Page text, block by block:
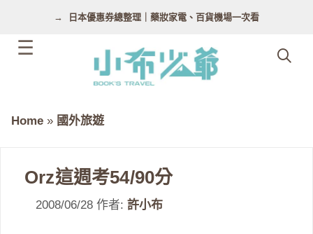
日本優惠券總整理｜藥妝家電、百貨機場一次看
Home » 國外旅遊
Orz這週考54/90分
2008/06/28 作者: 許小布